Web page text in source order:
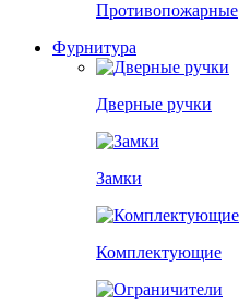
Противопожарные
Фурнитура
Дверные ручки
Замки
Комплектующие